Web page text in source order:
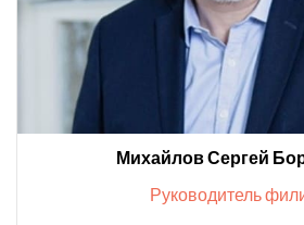
Михайлов Сергей
Руководитель